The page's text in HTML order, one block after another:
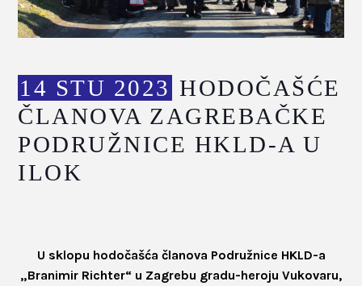
14 STU 2023 HODOČAŠĆE
ČLANOVA ZAGREBAČKE
PODRUŽNICE HKLD-A U
ILOK
U sklopu hodočašća članova Podružnice HKLD-a
„Branimir Richter“ u Zagrebu gradu-heroju Vukovaru,